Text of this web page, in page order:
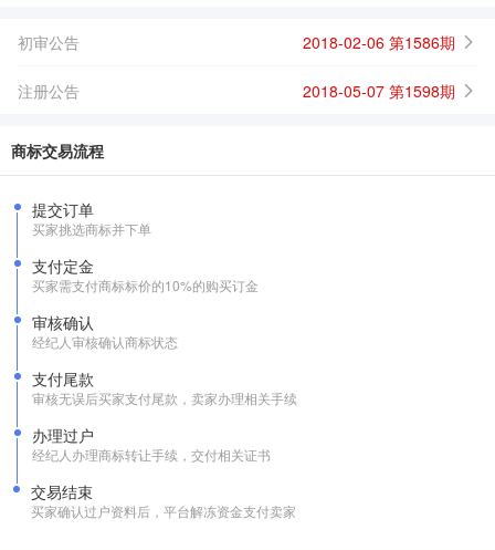
初审公告 2018-02-06 第1586期
注册公告 2018-05-07 第1598期
商标交易流程
提交订单
买家挑选商标并下单
支付定金
买家需支付商标标价的10%的购买订金
审核确认
经纪人审核确认商标状态
支付尾款
审核无误后买家支付尾款，卖家办理相关手续
办理过户
经纪人办理商标转让手续，交付相关证书
交易结束
买家确认过户资料后，平台解冻资金支付卖家